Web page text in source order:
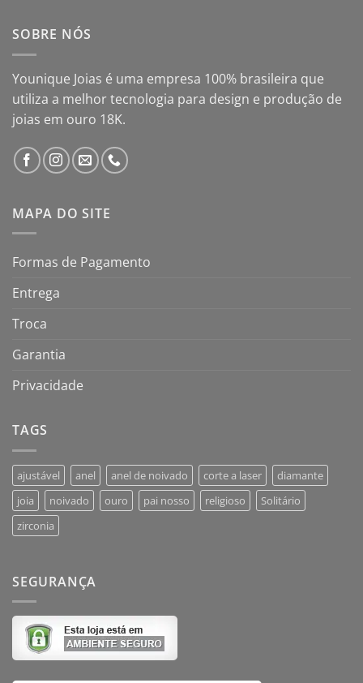
SOBRE NÓS
Younique Joias é uma empresa 100% brasileira que
utiliza a melhor tecnologia para design e produção de
joias em ouro 18K.
MAPA DO SITE
Formas de Pagamento
Entrega
Troca
Garantia
Privacidade
TAGS
ajustável anel anel de noivado corte a laser
diamante
joia
noivado ouro pai nosso religioso
Solitário
zirconia
SEGURANÇA